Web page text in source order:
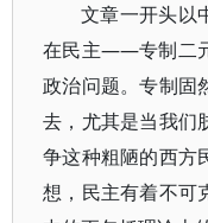
文章一开头以
在民主——专制二
政治问题。专制固
去，尤其是当我们
争这种粗陋的西方
想，民主有着不可